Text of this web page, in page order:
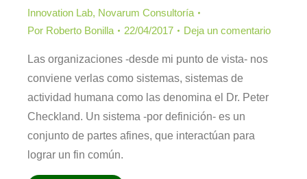
Innovation Lab, Novarum Consultoría
Por Roberto Bonilla 22/04/2017 Deja un comentario
Las organizaciones -desde mi punto de vista- nos
conviene verlas como sistemas, sistemas de
actividad humana como las denomina el Dr. Peter
Checkland. Un sistema -por definición- es un
conjunto de partes afines, que interactúan para
lograr un fin común.